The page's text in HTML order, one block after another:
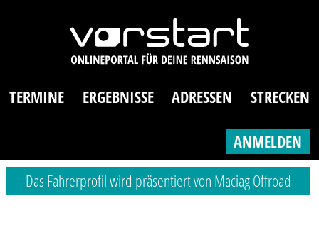
TERMINE ERGEBNISSE ADRESSEN STRECKEN
ANMELDEN
Das Fahrerprofil wird präsentiert von Maciag Offroad